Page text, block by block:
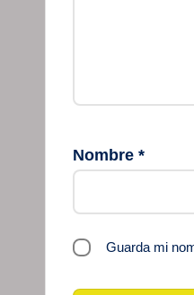
Nombre *
Guarda mi